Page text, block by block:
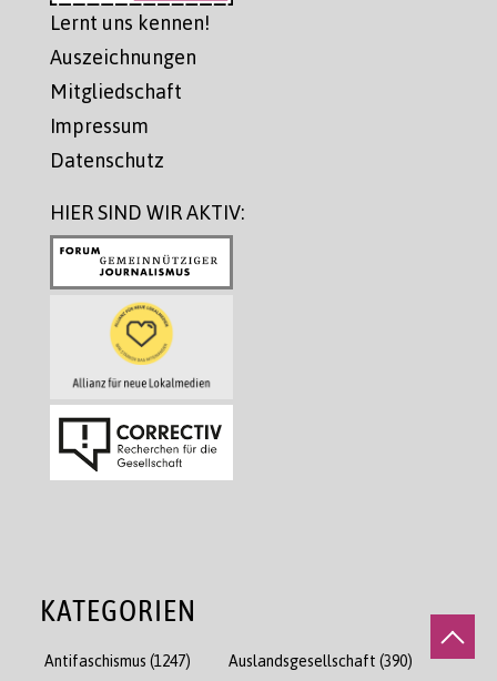
Lernt uns kennen!
Auszeichnungen
Mitgliedschaft
Impressum
Datenschutz
HIER SIND WIR AKTIV:
KATEGORIEN
Antifaschismus (1247) Auslandsgesellschaft (390)